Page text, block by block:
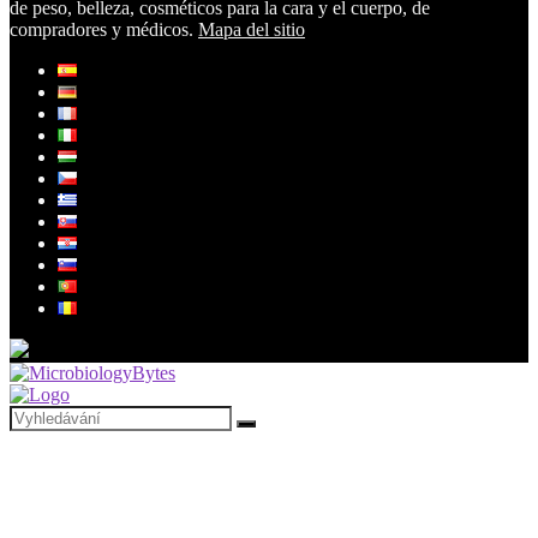
de peso, belleza, cosméticos para la cara y el cuerpo, de
compradores y médicos. Mapa del sitio